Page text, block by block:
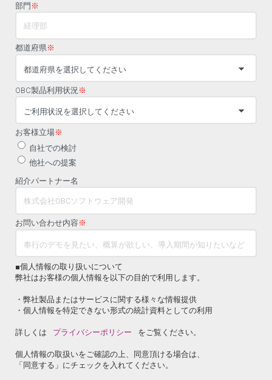
部門 ※
都道府県※
OBC製品利用状況 ※
お客様立場※
自社での検討
他社への提案
紹介パートナー名
お問い合わせ内容 ※
■個人情報の取り扱いについて
弊社はお客様の個人情報を以下の目的で利用します。
・弊社製品またはサービスに関する様々な情報提供
・個人情報を特定できない形式の統計資料としての利用
詳しくは プライバシーポリシー をご覧ください。
個人情報の取扱いをご確認の上、同意頂ける場合は、
「同意する」にチェックを入れてください。